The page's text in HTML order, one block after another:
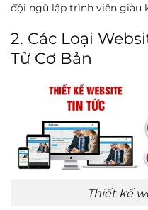
đội ngũ lập trình viên giàu
2. Các Loại
Tử Cơ Bản
Thiết kế